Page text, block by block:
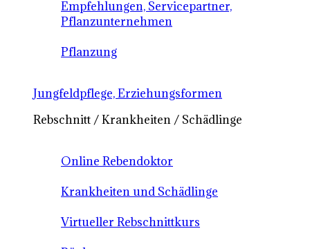
Empfehlungen, Servicepartner,
Pflanzunternehmen
Pflanzung
Jungfeldpflege, Erziehungsformen
Rebschnitt / Krankheiten / Schädlinge
Online Rebendoktor
Krankheiten und Schädlinge
Virtueller Rebschnittkurs